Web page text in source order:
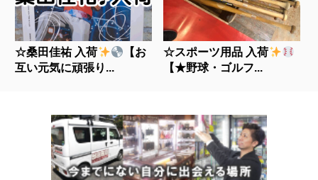
☆桑田佳祐 入荷
【お
互い元気に頑張り...
☆スポーツ用品 入荷
【★野球・ゴルフ...